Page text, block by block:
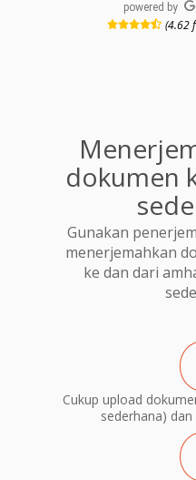
powered by
(4.62
dokumen
Gunakan
menerjemahkan
ke dan dari
Cukup upload
sederhana)